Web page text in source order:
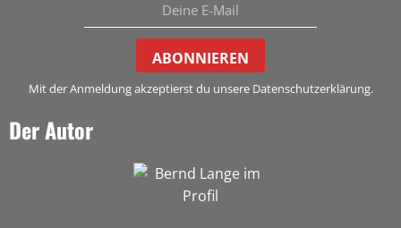
ABONNIEREN
Mit der Anmeldung akzeptierst du unsere Datenschutzerklärung.
Der Autor